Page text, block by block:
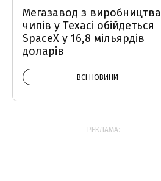
Мегазавод з виробництва
чипів у Техасі обійдеться
SpaceX у 16,8 мільярдів
доларів
ВСІ НОВИНИ
РЕКЛАМА: